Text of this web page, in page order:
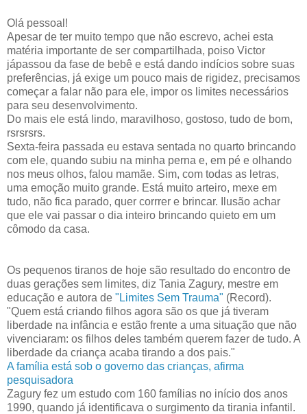
Olá pessoal!
Apesar de ter muito tempo que não escrevo, achei esta
matéria importante de ser compartilhada, poiso Victor
jápassou da fase de bebê e está dando indícios sobre suas
preferências, já exige um pouco mais de rigidez, precisamos
começar a falar não para ele, impor os limites necessários
para seu desenvolvimento.
Do mais ele está lindo, maravilhoso, gostoso, tudo de bom,
rsrsrsrs.
Sexta-feira passada eu estava sentada no quarto brincando
com ele, quando subiu na minha perna e, em pé e olhando
nos meus olhos, falou mamãe. Sim, com todas as letras,
uma emoção muito grande. Está muito arteiro, mexe em
tudo, não fica parado, quer corrrer e brincar. Ilusão achar
que ele vai passar o dia inteiro brincando quieto em um
cômodo da casa.
Os pequenos tiranos de hoje são resultado do encontro de
duas gerações sem limites, diz Tania Zagury, mestre em
educação e autora de "Limites Sem Trauma" (Record).
"Quem está criando filhos agora são os que já tiveram
liberdade na infância e estão frente a uma situação que não
vivenciaram: os filhos deles também querem fazer de tudo. A
liberdade da criança acaba tirando a dos pais."
A família está sob o governo das crianças, afirma
pesquisadora
Zagury fez um estudo com 160 famílias no início dos anos
1990, quando já identificava o surgimento da tirania infantil.